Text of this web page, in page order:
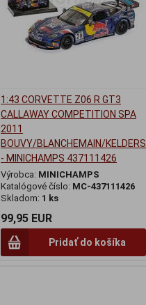
1:43 CORVETTE Z06 R GT3
CALLAWAY COMPETITION SPA
2011
BOUVY/BLANCHEMAIN/KELDERS
- MINICHAMPS 437111426
Výrobca: MINICHAMPS
Katalógové číslo: MC-437111426
Skladom: 1 ks
99,95 EUR
Pridať do košíka